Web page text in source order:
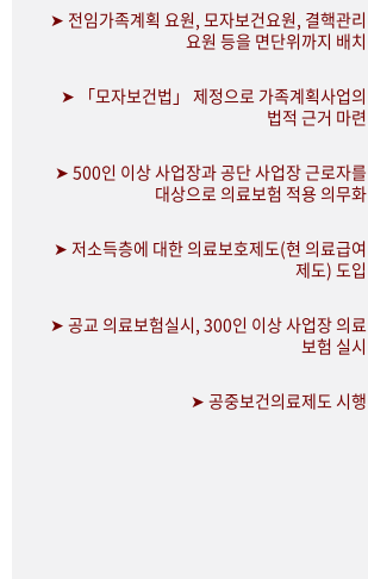
➤ 전임가족계획 요원, 모자보건요원, 결핵관리
요원 등을 면단위까지 배치
➤ 「모자보건법」 제정으로 가족계획사업의
법적 근거 마련
➤ 500인 이상 사업장과 공단 사업장 근로자를
대상으로 의료보험 적용 의무화
➤ 저소득층에 대한 의료보호제도(현 의료급여
제도) 도입
➤ 공교 의료보험실시, 300인 이상 사업장 의료
보험 실시
➤ 공중보건의료제도 시행